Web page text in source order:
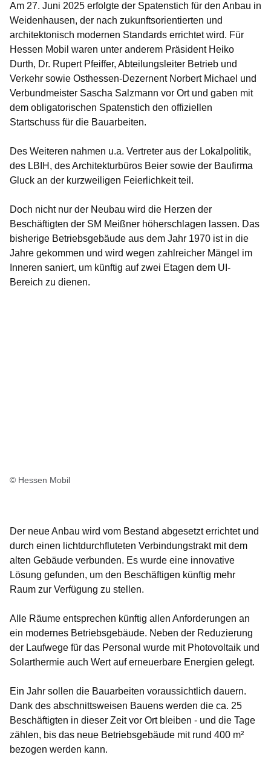
Am 27. Juni 2025 erfolgte der Spatenstich für den Anbau in
Weidenhausen, der nach zukunftsorientierten und
architektonisch modernen Standards errichtet wird. Für
Hessen Mobil waren unter anderem Präsident Heiko
Durth, Dr. Rupert Pfeiffer, Abteilungsleiter Betrieb und
Verkehr sowie Osthessen-Dezernent Norbert Michael und
Verbundmeister Sascha Salzmann vor Ort und gaben mit
dem obligatorischen Spatenstich den offiziellen
Startschuss für die Bauarbeiten.
Des Weiteren nahmen u.a. Vertreter aus der Lokalpolitik,
des LBIH, des Architekturbüros Beier sowie der Baufirma
Gluck an der kurzweiligen Feierlichkeit teil.
Doch nicht nur der Neubau wird die Herzen der
Beschäftigten der SM Meißner höherschlagen lassen. Das
bisherige Betriebsgebäude aus dem Jahr 1970 ist in die
Jahre gekommen und wird wegen zahlreicher Mängel im
Inneren saniert, um künftig auf zwei Etagen dem UI-
Bereich zu dienen.
© Hessen Mobil
Der neue Anbau wird vom Bestand abgesetzt errichtet und
durch einen lichtdurchfluteten Verbindungstrakt mit dem
alten Gebäude verbunden. Es wurde eine innovative
Lösung gefunden, um den Beschäftigen künftig mehr
Raum zur Verfügung zu stellen.
Alle Räume entsprechen künftig allen Anforderungen an
ein modernes Betriebsgebäude. Neben der Reduzierung
der Laufwege für das Personal wurde mit Photovoltaik und
Solarthermie auch Wert auf erneuerbare Energien gelegt.
Ein Jahr sollen die Bauarbeiten voraussichtlich dauern.
Dank des abschnittsweisen Bauens werden die ca. 25
Beschäftigten in dieser Zeit vor Ort bleiben - und die Tage
zählen, bis das neue Betriebsgebäude mit rund 400 m²
bezogen werden kann.